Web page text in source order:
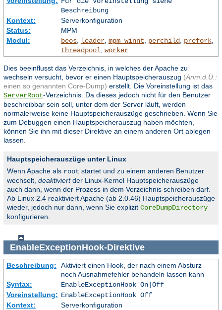
Beschreibung
Kontext:
Serverkonfiguration
Status:
MPM
Modul:
beos, leader, mpm_winnt perchild, prefork,
threadpool worker
Dies beeinflusst das Verzeichnis, in welches der Apache zu
wechseln versucht, bevor er einen Hauptspeicherauszug (Anm.d.Ü.:
einen so genannten Core-Dump) erstellt. Die Voreinstellung ist das
ServerRoot-Verzeichnis. Da dieses jedoch nicht für den Benutzer
beschreibbar sein soll, unter dem der Server läuft, werden
normalerweise keine Hauptspeicherauszüge geschrieben. Wenn Sie
zum Debuggen einen Hauptspeicherauszug haben möchten,
können Sie ihn mit dieser Direktive an einem anderen Ort ablegen
lassen.
Hauptspeicherauszüge unter Linux
Wenn Apache als root startet und zu einem anderen Benutzer
wechselt, deaktiviertder Linux-Kernel Hauptspeicherauszüge
auch dann, wenn der Prozess in dem Verzeichnis schreiben darf.
Ab Linux 2.4 reaktiviert Apache (ab 2.0.46) Hauptspeicherauszüge
wieder, jedoch nur dann, wenn Sie explizit CoreDumpDirectory
konfigurieren.
EnableExceptionHook-Direktive
Beschreibung:
Aktiviert einen Hook, der nach einem Absturz
noch Ausnahmefehler behandeln lassen kann
Syntax:
EnableExceptionHook On|Off
Voreinstellung: EnableExceptionHook Off
Kontext:
Serverkonfiguration